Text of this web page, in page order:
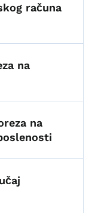
računa
na
na